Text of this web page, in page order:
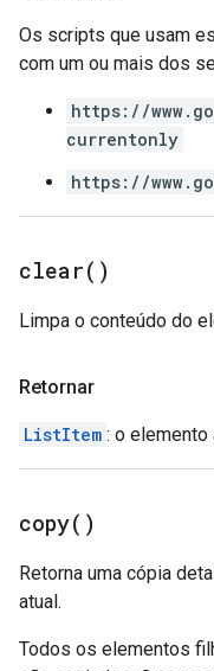
Os scripts que usam
com um ou mais dos
https://
currentonly
https://
clear( )
Limpa o conteúdo do
Retornar
ListItem : o elemento
copy( )
Retorna uma cópia
atual.
Todos os elementos